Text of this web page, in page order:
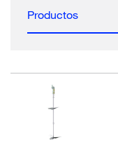
Productos